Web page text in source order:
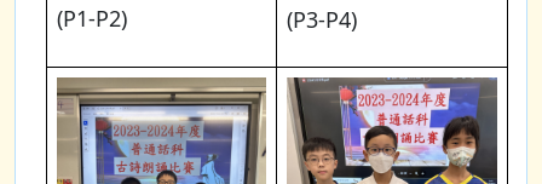
(P1-P2)
(P3-P4)